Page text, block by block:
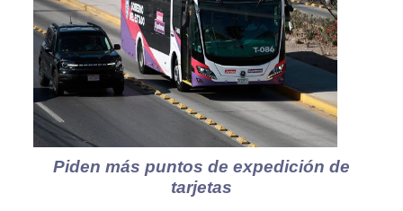
Piden más puntos de expedición de
tarjetas